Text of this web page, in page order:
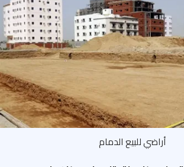
أراضي للبيع الدمام